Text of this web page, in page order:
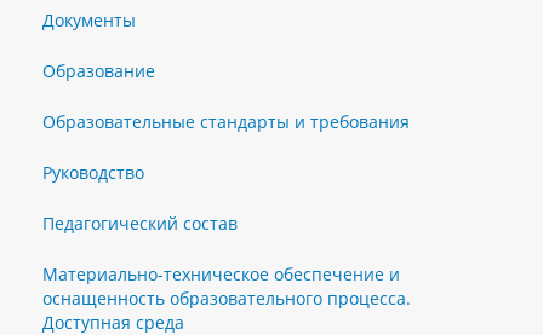
Документы
Образование
Образовательные стандарты и требования
Руководство
Педагогический состав
Материально-техническое обеспечение и
оснащенность образовательного процесса.
Доступная среда